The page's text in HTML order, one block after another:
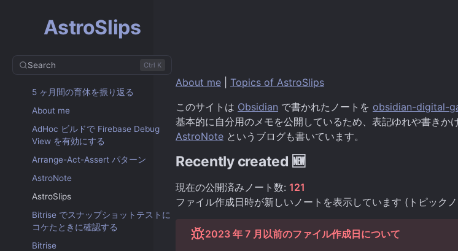
AstroSlips
Search Ctrl K
5 ヶ月間の育休を振り返る
About me
AdHoc ビルドで Firebase Debug
View を有効にする
Arrange-Act-Assert パターン
AstroNote
AstroSlips
Bitrise でスナップショットテストに
コケたときに確認する
Bitrise
About me
Topics of AstroSlips
このサイトは Obsidian で書かれたノートを obsidian-digital-
基本的に自分用のメモを公開しているため、表記ゆれや書きか
AstroNote というブログも書いています。
Recently created 🆕
現在の公開済みノート数: 121
ファイル作成日時が新しいノートを表示しています (トピックノ
2023 年 7 月以前のファイル作成日について